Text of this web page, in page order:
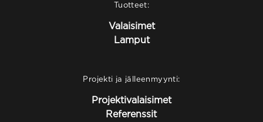
Tuotteet:
Valaisimet
Lamput
Projekti ja jälleenmyynti:
Projektivalaisimet
Referenssit